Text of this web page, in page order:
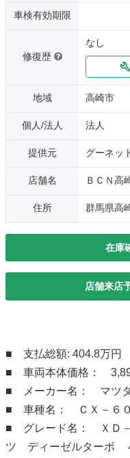
車検有効期限
修復歴
なし
地域 高崎市
個人/法人 法人
提供元 グーネッ
店舗名 ＢＣＮ高
住所 群馬県高
在庫
店舗来店
■ 支払総額: 404.8万円
■ 車両本体価格：
■ メーカー名： マツ
■ 車種名： ＣＸ－６０
■ グレード名： ＸＤ
ツ ディーゼルターボ